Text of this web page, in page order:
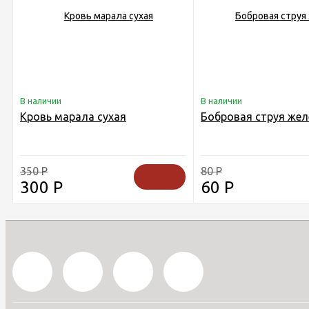
В наличии
Кровь марала сухая
350Р
300 Р
В наличии
Бобровая струя
80Р
60 Р